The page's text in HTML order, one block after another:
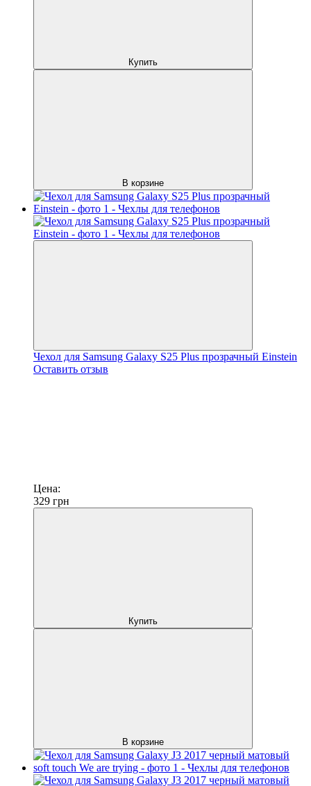
Купить
В корзине
Чехол для Samsung Galaxy S25 Plus прозрачный Einstein
Оставить отзыв
Цена:
329 грн
Купить
В корзине